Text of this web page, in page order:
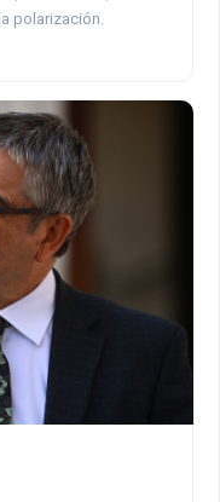
polarización.